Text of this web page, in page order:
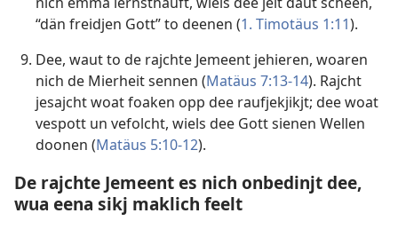
“dän freidjen Gott” to deenen (1. Timotäus 1:11).
Dee, waut to de rajchte Jemeent jehieren, woaren
nich de Mierheit sennen (Matäus 7:13-14). Rajcht
jesajcht woat foaken opp dee raufjekjikjt; dee woat
vespott un vefolcht, wiels dee Gott sienen Wellen
doonen (Matäus 5:10-12).
De rajchte Jemeent es nich onbedinjt dee,
wua eena sikj maklich feelt